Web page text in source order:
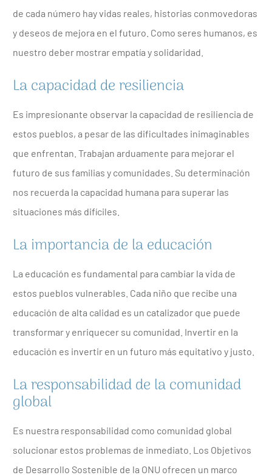
de cada número hay vidas reales, historias conmovedoras
y deseos de mejora en el futuro. Como seres humanos, es
nuestro deber mostrar empatía y solidaridad.
La capacidad de resiliencia
Es impresionante observar la capacidad de resiliencia de
estos pueblos, a pesar de las dificultades inimaginables
que enfrentan. Trabajan arduamente para mejorar el
futuro de sus familias y comunidades. Su determinación
nos recuerda la capacidad humana para superar las
situaciones más difíciles.
La importancia de la educación
La educación es fundamental para cambiar la vida de
estos pueblos vulnerables. Cada niño que recibe una
educación de alta calidad es un catalizador que puede
transformar y enriquecer su comunidad. Invertir en la
educación es invertir en un futuro más equitativo y justo.
La responsabilidad de la comunidad
global
Es nuestra responsabilidad como comunidad global
solucionar estos problemas de inmediato. Los Objetivos
de Desarrollo Sostenible de la ONU ofrecen un marco